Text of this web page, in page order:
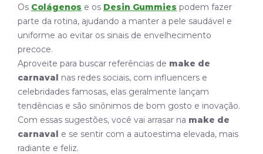
Os Colágenos e os Desin Gummies podem fazer
parte da rotina, ajudando a manter a pele saudável e
uniforme ao evitar os sinais de envelhecimento
precoce.
Aproveite para buscar referências de make de
carnaval nas redes sociais, com influencers e
celebridades famosas, elas geralmente lançam
tendências e são sinônimos de bom gosto e inovação.
Com essas sugestões, você vai arrasar na make de
carnaval e se sentir com a autoestima elevada, mais
radiante e feliz.